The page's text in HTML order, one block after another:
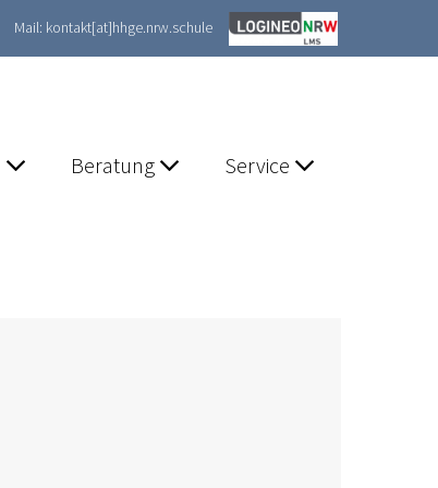
Mail: kontakt[at]hhge.nrw.schule
Beratung Service